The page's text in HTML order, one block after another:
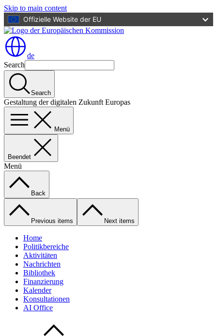
Skip to main content
Offizielle Website der EU
de
Search
Search
Gestaltung der digitalen Zukunft Europas
Menü
Beendet
Menü
Back
Previous items Next items
Home
Politikbereiche
Aktivitäten
Nachrichten
Bibliothek
Finanzierung
Kalender
Konsultationen
AI Office